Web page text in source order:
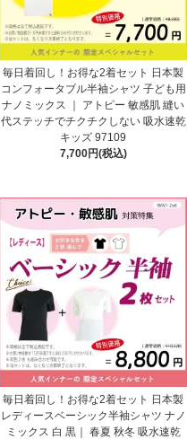
毎日着回し！お得な2着セット 日本製
コンフォータブル半袖シャツ 子ども用
ナノミックス ｜ アトピー 敏感肌 縫い
代ステッチでチクチクしない 吸水速乾
キッズ 97109
7,700円(税込)
毎日着回し！お得な2着セット 日本製
レディースベーシック半袖シャツ ナノ
ミックス 白 黒｜ 春夏 秋冬 吸水速乾